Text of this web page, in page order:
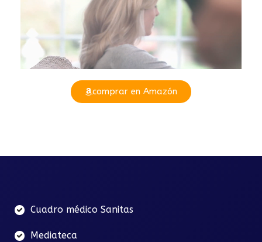
comprar en Amazón
Cuadro médico Sanitas
Mediateca